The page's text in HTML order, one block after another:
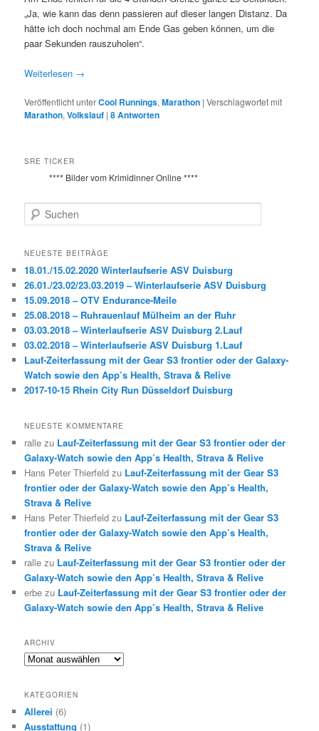
„Ja, wie kann das denn passieren auf dieser langen Distanz. Da
hätte ich doch nochmal am Ende Gas geben können, um die
paar Sekunden rauszuholen“.
Weiterlesen →
Veröffentlicht unterCool Runnings,Marathon |Verschlagwortet mit
Marathon,Volkslauf |8Antworten
SRE TICKER
**** Bilder vom Krimidinner Online ****
u
h
n
NEUESTE BEITRÄGE
18.01./15.02.2020 Winterlaufserie ASV Duisburg
26.01./23.02/23.03.2019 – Winterlaufserie ASV Duisburg
15.09.2018 – OTV Endurance-Meile
25.08.2018 – Ruhrauenlauf Mülheim an der Ruhr
03.03.2018 – Winterlaufserie ASV Duisburg 2.Lauf
03.02.2018 – Winterlaufserie ASV Duisburg 1.Lauf
Lauf-Zeiterfassung mit der Gear S3 frontier oder der Galaxy-
Watch sowie den App’s Health, Strava & Relive
2017-10-15 Rhein City Run Düsseldorf Duisburg
NEUESTE KOMMENTARE
ralle zu Lauf-Zeiterfassung mit der Gear S3 frontier oder der
Galaxy-Watch sowie den App’s Health, Strava & Relive
Hans Peter Thierfeld zu Lauf-Zeiterfassung mit der Gear S3
frontier oder der Galaxy-Watch sowie den App’s Health,
Strava & Relive
Hans Peter Thierfeld zu Lauf-Zeiterfassung mit der Gear S3
frontier oder der Galaxy-Watch sowie den App’s Health,
Strava & Relive
ralle zu Lauf-Zeiterfassung mit der Gear S3 frontier oder der
Galaxy-Watch sowie den App’s Health, Strava & Relive
erbe zu Lauf-Zeiterfassung mit der Gear S3 frontier oder der
Galaxy-Watch sowie den App’s Health, Strava & Relive
ARCHIV
Archiv
KATEGORIEN
Allerei (6)
Ausstattung (1)